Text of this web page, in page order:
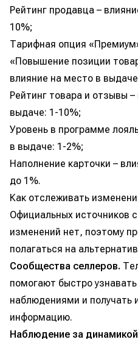
Рейтинг продавца –
10%;
Тарифная опция
«Повышение позиции
влияние на место в
Рейтинг товара и отзывы
выдаче: 1-10%;
Уровень в программе
в выдаче: 1-2%;
Наполнение карточки –
до 1%.
Как отслеживать
Официальных источников
изменений нет, поэтому
полагаться на
Сообщества селлеров.
помогают быстро
наблюдениями и получать
информацию.
Наблюдение за